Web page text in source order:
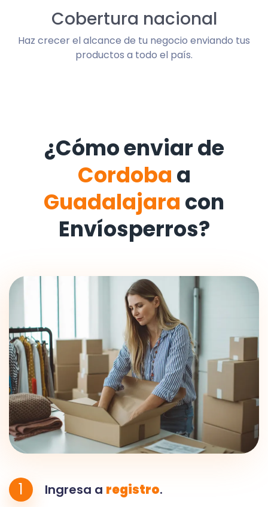
Cobertura nacional
Haz crecer el alcance de tu negocio enviando tus
productos a todo el país.
¿Cómo enviar de
Cordoba a
Guadalajara con
Envíosperros?
1 Ingresa a registro.